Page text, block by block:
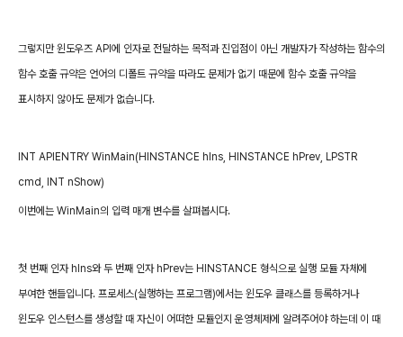
그렇지만 윈도우즈 API 에 인자로 전달하는 목적과 진입점이 아닌 개발자가 작성하는 함수의
함수 호출 규약은 언어의 디폴트 규약을 따라도 문제가 없기 때문에 함수 호출 규약을
표시하지 않아도 문제가 없습니다.
INT APIENTRY WinMain(HINSTANCE hIns, HINSTANCE hPrev, LPSTR
cmd,
INT nShow)
이번에는 WinMain의 입력 매개 변수를 살펴봅시다.
첫 번째 인자hIns와 두 번째 인자hPrev는 HINSTANCE 형식으로 실행 모듈 자체에
부여한 핸들입니다. 프로세스(실행하는 프로그램)에서는 윈도우 클래스를 등록하거나
윈도우 인스턴스를 생성할 때 자신이 어떠한 모듈인지 운영체제에 알려주어야 하는데 이 때